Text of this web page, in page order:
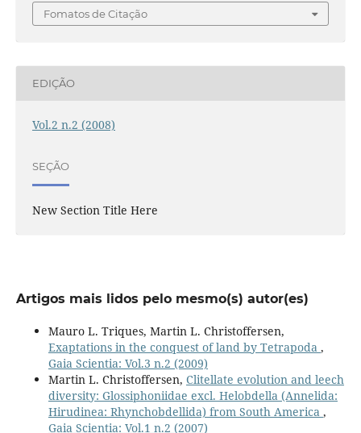
Fomatos de Citação
EDIÇÃO
Vol.2 n.2 (2008)
SEÇÃO
New Section Title Here
Artigos mais lidos pelo mesmo(s) autor(es)
Mauro L. Triques, Martin L. Christoffersen,
Exaptations in the conquest of land by Tetrapoda ,
Gaia Scientia: Vol.3 n.2 (2009)
Martin L. Christoffersen, Clitellate evolution and leech
diversity: Glossiphoniidae excl. Helobdella (Annelida:
Hirudinea: Rhynchobdellida) from South America ,
Gaia Scientia: Vol.1 n.2 (2007)